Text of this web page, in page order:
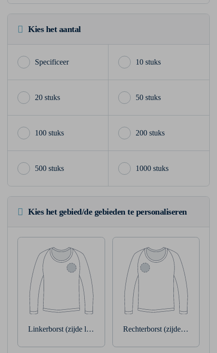
Kies het aantal
10 stuks
20 stuks 50 stuks
100 stuks 200 stuks
500 stuks 1000 stuks
Kies het gebied/de gebieden te personaliseren
Linkerborst (zijde linkerarm) Rechterborst (zijde